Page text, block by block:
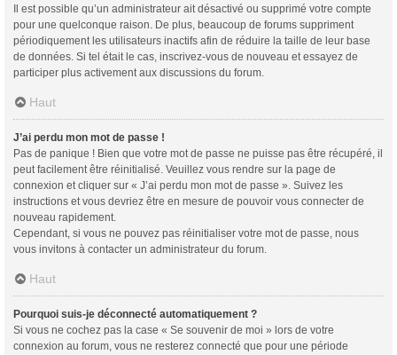
Il est possible qu’un administrateur ait désactivé ou supprimé votre compte
pour une quelconque raison. De plus, beaucoup de forums suppriment
périodiquement les utilisateurs inactifs afin de réduire la taille de leur base
de données. Si tel était le cas, inscrivez-vous de nouveau et essayez de
participer plus activement aux discussions du forum.
Haut
J’ai perdu mon mot de passe !
Pas de panique ! Bien que votre mot de passe ne puisse pas être récupéré, il
peut facilement être réinitialisé. Veuillez vous rendre sur la page de
connexion et cliquer sur « J’ai perdu mon mot de passe ». Suivez les
instructions et vous devriez être en mesure de pouvoir vous connecter de
nouveau rapidement.
Cependant, si vous ne pouvez pas réinitialiser votre mot de passe, nous
vous invitons à contacter un administrateur du forum.
Haut
Pourquoi suis-je déconnecté automatiquement ?
Si vous ne cochez pas la case « Se souvenir de moi » lors de votre
connexion au forum, vous ne resterez connecté que pour une période